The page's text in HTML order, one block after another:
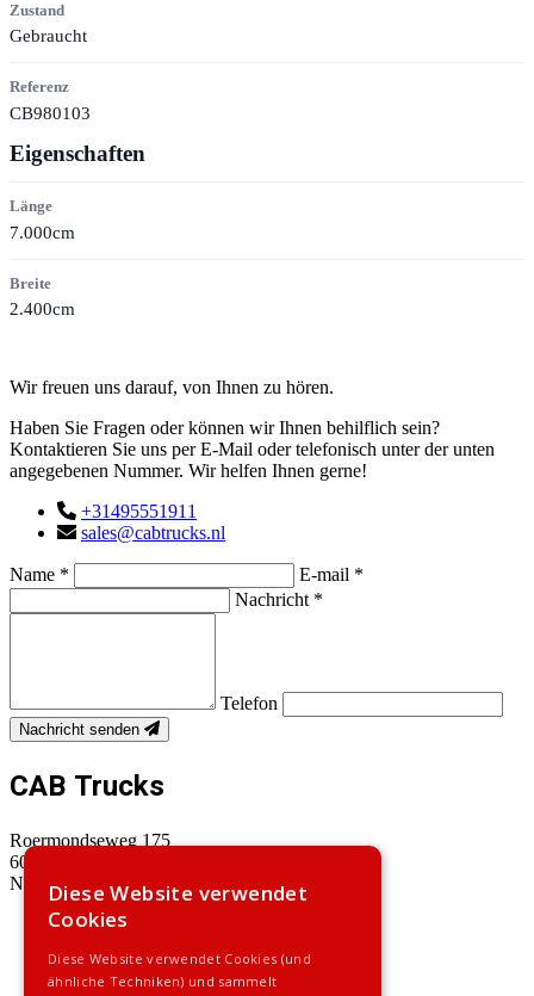
Zustand
Gebraucht
Referenz
CB980103
Eigenschaften
Länge
7.000cm
Breite
2.400cm
Wir freuen uns darauf, von Ihnen zu hören.
Haben Sie Fragen oder können wir Ihnen behilflich sein?
Kontaktieren Sie uns per E-Mail oder telefonisch unter der unten
angegebenen Nummer. Wir helfen Ihnen gerne!
+31495551911
sales@cabtrucks.nl
Name *
E-mail *
Nachricht *
Telefon
Nachricht senden
CAB Trucks
Roermondseweg 175
6005 NJ Weert
Nederland
+31 495 55 19 11
sales@cabtrucks.nl
Diese Website verwendet
Cookies
Diese Website verwendet Cookies (und
ähnliche Techniken) und sammelt